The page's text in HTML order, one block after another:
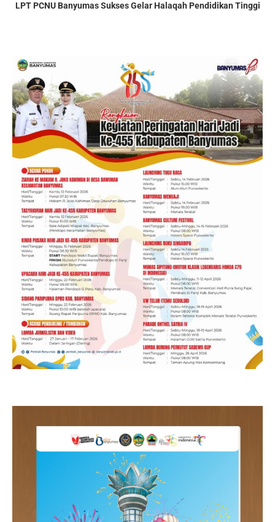
LPT PCNU Banyumas Sukses Gelar Halaqah Pendidikan Tinggi